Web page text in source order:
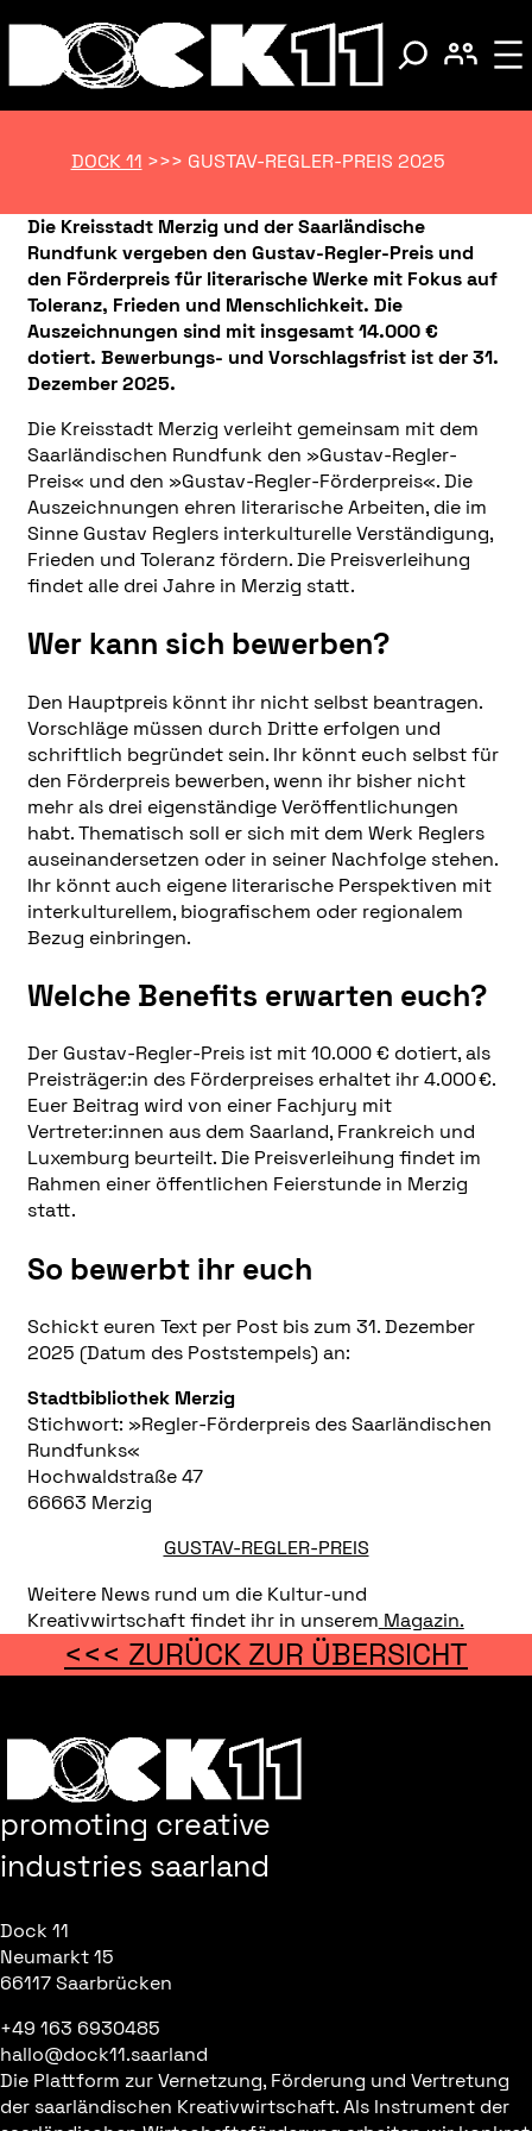
DOCK 11 >>> GUSTAV-REGLER-PREIS 2025
Die Kreisstadt Merzig und der Saarländische
Rundfunk vergeben den Gustav-Regler-Preis und
den Förderpreis für literarische Werke mit Fokus auf
Toleranz, Frieden und Menschlichkeit. Die
Auszeichnungen sind mit insgesamt 14.000 €
dotiert. Bewerbungs- und Vorschlagsfrist ist der 31.
Dezember 2025.
Die Kreisstadt Merzig verleiht gemeinsam mit dem
Saarländischen Rundfunk den »Gustav-Regler-
Preis« und den »Gustav-Regler-Förderpreis«. Die
Auszeichnungen ehren literarische Arbeiten, die im
Sinne Gustav Reglers interkulturelle Verständigung,
Frieden und Toleranz fördern. Die Preisverleihung
findet alle drei Jahre in Merzig statt.
Wer kann sich bewerben?
Den Hauptpreis könnt ihr nicht selbst beantragen.
Vorschläge müssen durch Dritte erfolgen und
schriftlich begründet sein. Ihr könnt euch selbst für
den Förderpreis bewerben, wenn ihr bisher nicht
mehr als drei eigenständige Veröffentlichungen
habt. Thematisch soll er sich mit dem Werk Reglers
auseinandersetzen oder in seiner Nachfolge stehen.
Ihr könnt auch eigene literarische Perspektiven mit
interkulturellem, biografischem oder regionalem
Bezug einbringen.
Welche Benefits erwarten euch?
Der Gustav-Regler-Preis ist mit 10.000 € dotiert, als
Preisträger:in des Förderpreises erhaltet ihr 4.000 €.
Euer Beitrag wird von einer Fachjury mit
Vertreter:innen aus dem Saarland, Frankreich und
Luxemburg beurteilt. Die Preisverleihung findet im
Rahmen einer öffentlichen Feierstunde in Merzig
statt.
So bewerbt ihr euch
Schickt euren Text per Post bis zum 31. Dezember
2025 (Datum des Poststempels) an:
Stadtbibliothek Merzig
Stichwort: »Regler-Förderpreis des Saarländischen
Rundfunks«
Hochwaldstraße 47
66663 Merzig
GUSTAV-REGLER-PREIS
Weitere News rund um die Kultur-und
Kreativwirtschaft findet ihr in unserem Magazin.
<<< ZURÜCK ZUR ÜBERSICHT
promoting creative
industries saarland
Dock 11
Neumarkt 15
66117 Saarbrücken
+49 163 6930485
hallo@dock11.saarland
Die Plattform zur Vernetzung, Förderung und Vertretung
der saarländischen Kreativwirtschaft. Als Instrument der